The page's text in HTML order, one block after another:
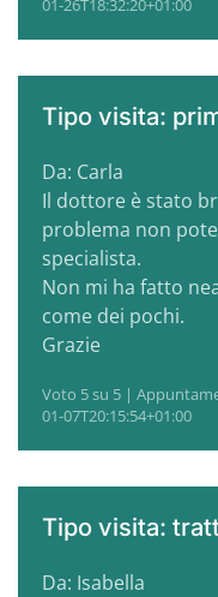
01-26T18:32:20+01:00
Tipo visita:
Da: Carla
Il dottore è stato
problema non
specialista.
Non mi ha fatto
come dei pochi.
Grazie
Voto 5 su 5 |
01-07T20:15:54+01:00
Tipo visita:
Da: Isabella